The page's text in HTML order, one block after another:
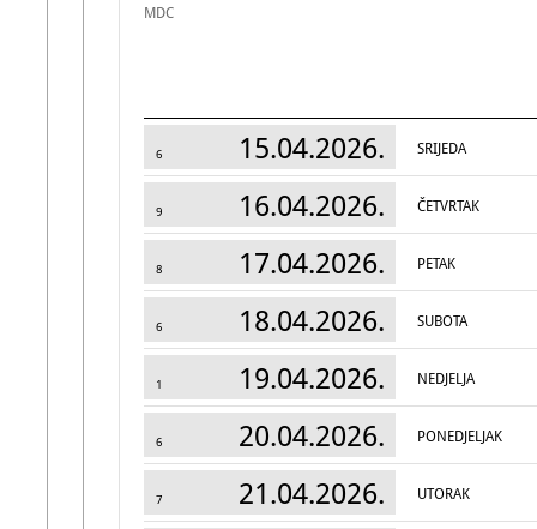
MDC
6 15.04.2026. SRIJEDA
9 16.04.2026. ČETVRTAK
8 17.04.2026. PETAK
6 18.04.2026. SUBOTA
1 19.04.2026. NEDJELJA
6 20.04.2026. PONEDJELJAK
7 21.04.2026. UTORAK